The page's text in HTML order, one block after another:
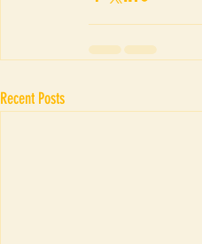
Recent Posts